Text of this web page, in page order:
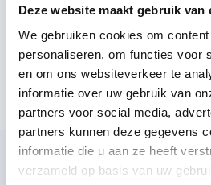
Deze website maakt gebruik van
We gebruiken cookies om
personaliseren, om functies voor
en om ons websiteverkeer te
informatie over uw gebruik van
partners voor social media,
partners kunnen deze gegevens
informatie die u aan ze heeft
verzameld op basis van uw
prendre contact avec nos
compris ce que vous attendiez
Chat via Whatsapp
Commandé avant 17h00 les jours